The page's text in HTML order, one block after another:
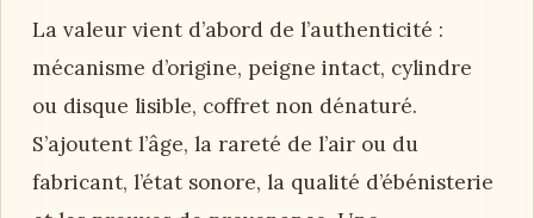
La valeur vient d’abord de l’authenticité :
mécanisme d’origine, peigne intact, cylindre
ou disque lisible, coffret non dénaturé.
S’ajoutent l’âge, la rareté de l’air ou du
fabricant, l’état sonore, la qualité d’ébénisterie